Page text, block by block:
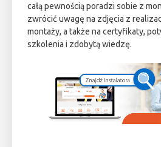
całą pewnością poradzi sobie z
zwrócić uwagę na zdjęcia z
montaży, a także na certyfikaty,
szkolenia i zdobytą wiedzę.